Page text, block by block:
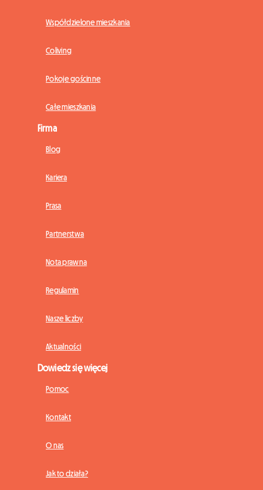
Współdzielone mieszkania
Coliving
Pokoje gościnne
Całe mieszkania
Firma
Blog
Kariera
Prasa
Partnerstwa
Nota prawna
Regulamin
Nasze liczby
Aktualności
Dowiedz się więcej
Pomoc
Kontakt
O nas
Jak to działa?